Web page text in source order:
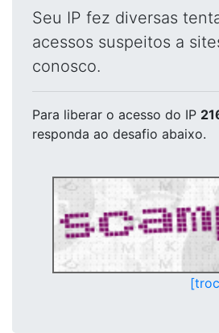
Seu IP fez diversas
acessos suspeitos a
conosco.
Para liberar o acesso do IP
responda ao desafio abaixo.